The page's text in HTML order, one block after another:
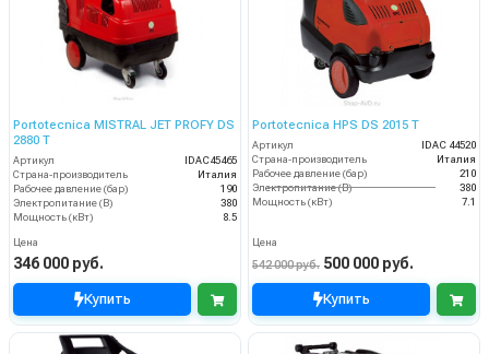
Portotecnica MISTRAL JET PROFY DS
2880 T
Артикул
IDAC45465
Страна-производитель
Италия
Рабочее давление (бар)
190
Электропитание (В)
380
Мощность (кВт)
8.5
Цена
346 000 руб.
Купить
Portotecnica HPS DS 2015 T
Артикул
IDAC 44520
Страна-производитель
Италия
Рабочее давление (бар)
210
Электропитание (В)
380
Мощность (кВт)
7.1
Цена
542 000 руб. 500 000 руб.
Купить